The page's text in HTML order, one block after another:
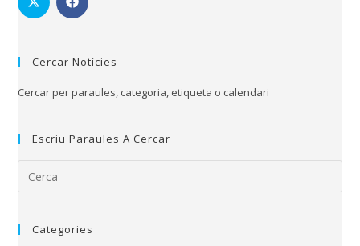
Cercar Notícies
Cercar per paraules, categoria, etiqueta o calendari
Escriu Paraules A Cercar
Categories